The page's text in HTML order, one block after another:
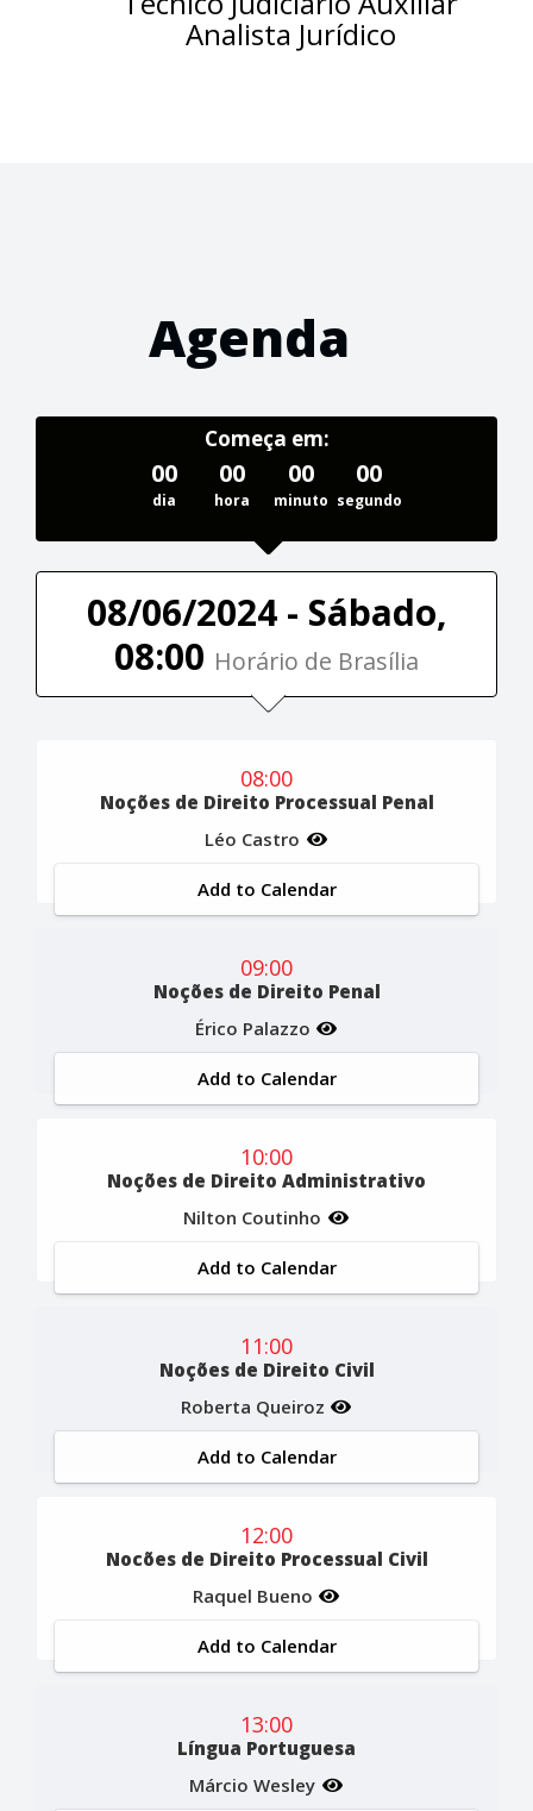
Analista Jurídico
Agenda
Começa em:
00
dia
00
hora
00
minuto
00
segundo
08/06/2024 - Sábado,
08:00 Horário de Brasília
08:00
Noções de Direito Processual Penal
Léo Castro
Add to Calendar
09:00
Noções de Direito Penal
Érico Palazzo
Add to Calendar
10:00
Noções de Direito Administrativo
Nilton Coutinho
Add to Calendar
11:00
Noções de Direito Civil
Roberta Queiroz
Add to Calendar
12:00
Nocões de Direito Processual Civil
Raquel Bueno
Add to Calendar
13:00
Língua Portuguesa
Márcio Wesley